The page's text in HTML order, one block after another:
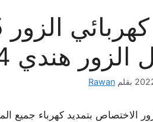
هندي 24 ساعة
بقلم Rawan
الاختصاص بتمديد كهرباء جميع